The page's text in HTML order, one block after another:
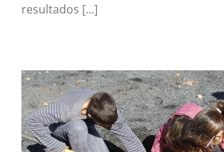
resultados [...]